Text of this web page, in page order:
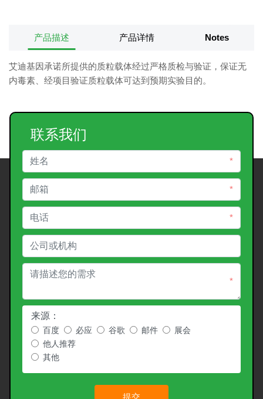
产品描述 产品详情 Notes
艾迪基因承诺所提供的质粒载体经过严格质检与验证，保证无
内毒素、经项目验证质粒载体可达到预期实验目的。
联系我们
*
*
*
*
来源：
百度 必应 谷歌 邮件
展会
他人推荐
其他
提交